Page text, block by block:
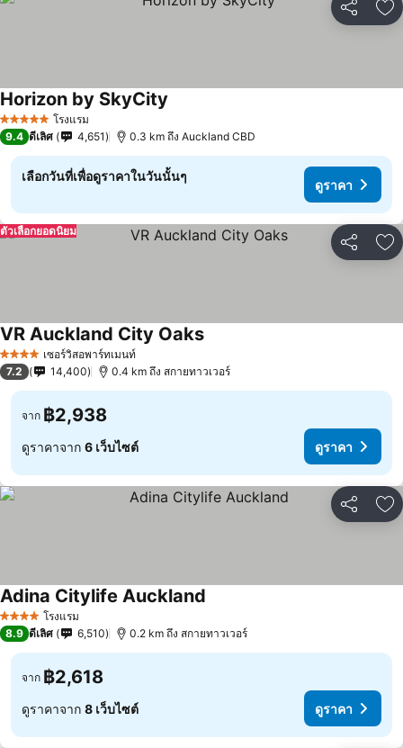
แชร์ เ
5 ดาว โรงแรม
Horizon by SkyCity
9.4 ดีเลิศ 4,651 0.3 km ถึง Auckland CBD
เลือกวันที่เพื่อดูราคาในวันนั้นๆ
ดูราคา
แชร์ เ
ตัวเลือกยอดนิยม
4 ดาว เซอร์วิสอพาร์ทเมนท์
VR Auckland City Oaks
7.2 14,400 0.4 km ถึง สกายทาวเวอร์
จาก ฿2,938
ดูราคาจาก 6 เว็บไซต์ ดูราคา
แชร์ เ
4 ดาว โรงแรม
Adina Citylife Auckland
8.9 ดีเลิศ 6,510 0.2 km ถึง สกายทาวเวอร์
จาก ฿2,618
ดูราคาจาก 8 เว็บไซต์ ดูราคา